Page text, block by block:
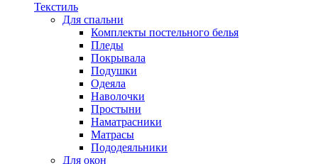
Текстиль
Для спальни
Комплекты постельного белья
Пледы
Покрывала
Подушки
Одеяла
Наволочки
Простыни
Наматрасники
Матрасы
Пододеяльники
Для окон